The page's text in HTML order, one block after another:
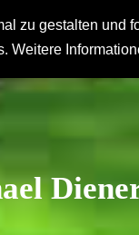
zu gestalten und
Weitere